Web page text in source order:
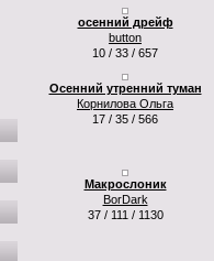
осенний дрейф
button
10 / 33 / 657
Осенний утренний туман
Корнилова Ольга
17 / 35 / 566
Макрослоник
BorDark
37 / 111 / 1130